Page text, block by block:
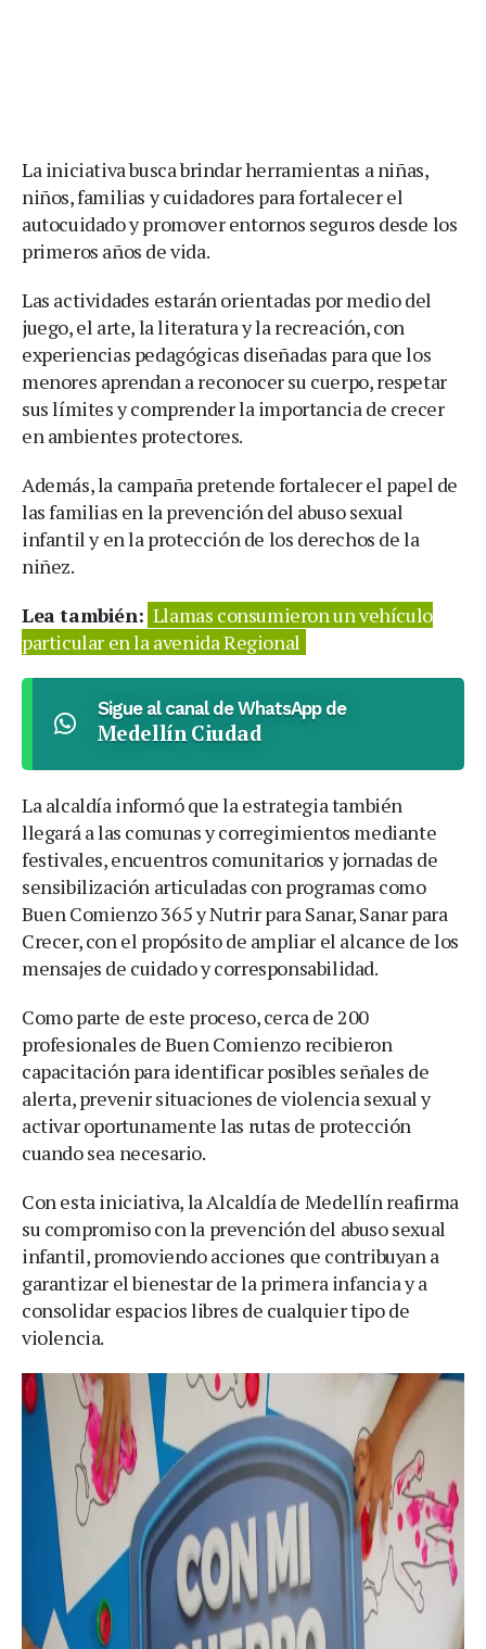
La iniciativa busca brindar herramientas a niñas,
niños, familias y cuidadores para fortalecer el
autocuidado y promover entornos seguros desde los
primeros años de vida.
Las actividades estarán orientadas por medio del
juego, el arte, la literatura y la recreación, con
experiencias pedagógicas diseñadas para que los
menores aprendan a reconocer su cuerpo, respetar
sus límites y comprender la importancia de crecer
en ambientes protectores.
Además, la campaña pretende fortalecer el papel de
las familias en la prevención del abuso sexual
infantil y en la protección de los derechos de la
niñez.
Lea también: Llamas consumieron un vehículo
particular en la avenida Regional
Sigue al canal de WhatsApp de
Medellín Ciudad
La alcaldía informó que la estrategia también
llegará a las comunas y corregimientos mediante
festivales, encuentros comunitarios y jornadas de
sensibilización articuladas con programas como
Buen Comienzo 365 y Nutrir para Sanar, Sanar para
Crecer, con el propósito de ampliar el alcance de los
mensajes de cuidado y corresponsabilidad.
Como parte de este proceso, cerca de 200
profesionales de Buen Comienzo recibieron
capacitación para identificar posibles señales de
alerta, prevenir situaciones de violencia sexual y
activar oportunamente las rutas de protección
cuando sea necesario.
Con esta iniciativa, la Alcaldía de Medellín reafirma
su compromiso con la prevención del abuso sexual
infantil, promoviendo acciones que contribuyan a
garantizar el bienestar de la primera infancia y a
consolidar espacios libres de cualquier tipo de
violencia.